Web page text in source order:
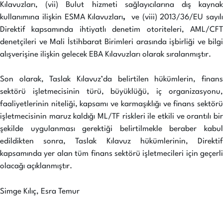
Kılavuzları, (vii) Bulut hizmeti sağlayıcılarına dış kaynak
kullanımına ilişkin ESMA Kılavuzları, ve (viii) 2013/36/EU sayılı
Direktif kapsamında ihtiyatlı denetim otoriteleri, AML/CFT
denetçileri ve Mali İstihbarat Birimleri arasında işbirliği ve bilgi
alışverişine ilişkin gelecek EBA Kılavuzları olarak sıralanmıştır.
Son olarak, Taslak Kılavuz’da belirtilen hükümlerin, finans
sektörü işletmecisinin türü, büyüklüğü, iç organizasyonu,
faaliyetlerinin niteliği, kapsamı ve karmaşıklığı ve finans sektörü
işletmecisinin maruz kaldığı ML/TF riskleri ile etkili ve orantılı bir
şekilde uygulanması gerektiği belirtilmekle beraber kabul
edildikten sonra, Taslak Kılavuz hükümlerinin, Direktif
kapsamında yer alan tüm finans sektörü işletmecileri için geçerli
olacağı açıklanmıştır.
Simge Kılıç, Esra Temur